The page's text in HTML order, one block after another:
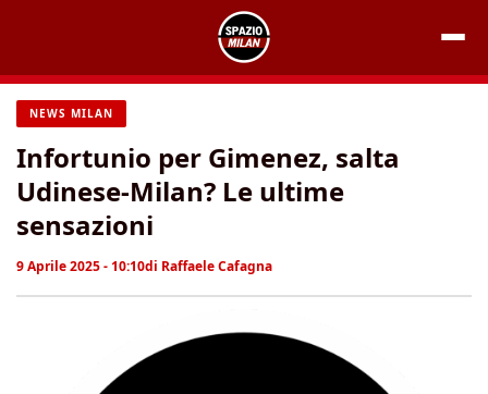
contenuto
NEWS MILAN
Infortunio per Gimenez, salta
Udinese-Milan? Le ultime
sensazioni
9 Aprile 2025 - 10:10di Raffaele Cafagna